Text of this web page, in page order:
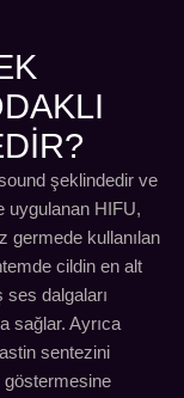
şeklindedir ve
uygulanan HIFU,
germede kullanılan
cildin en alt
ses dalgaları
sağlar. Ayrıca
sentezini